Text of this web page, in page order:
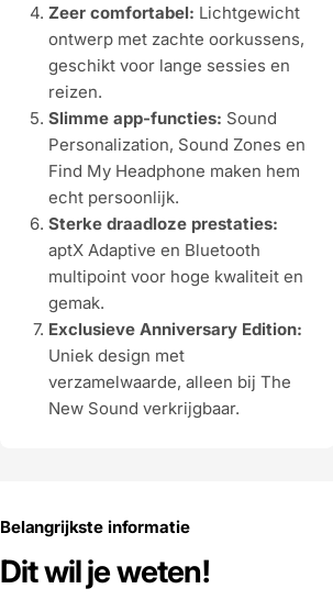
Zeer comfortabel: Lichtgewicht
ontwerp met zachte oorkussens,
geschikt voor lange sessies en
reizen.
Slimme app-functies: Sound
Personalization, Sound Zones en
Find My Headphone maken hem
echt persoonlijk.
Sterke draadloze prestaties:
aptX Adaptive en Bluetooth
multipoint voor hoge kwaliteit en
gemak.
Exclusieve Anniversary Edition:
Uniek design met
verzamelwaarde, alleen bij The
New Sound verkrijgbaar.
Belangrijkste informatie
Dit wil je weten!